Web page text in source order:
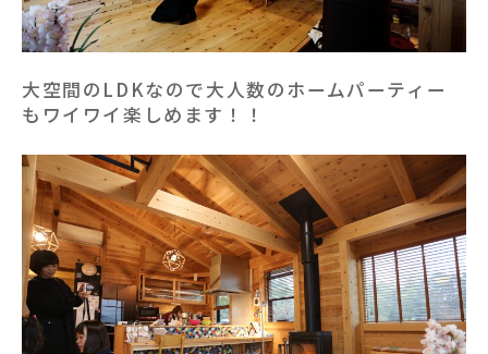
大空間のLDKなので大人数のホームパーティー
もワイワイ楽しめます！！